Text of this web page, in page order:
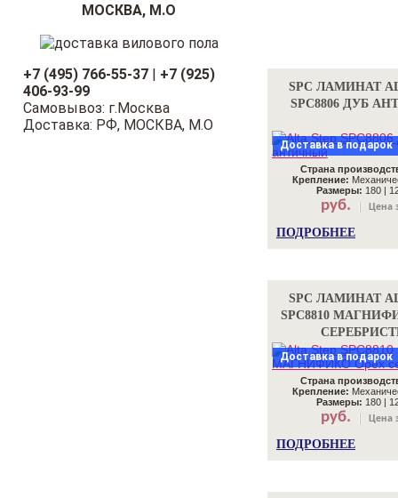
SPC ЛАМИНАТ
SPC8806 ДУБ
Доставка в подарок
Страна
Крепление:
Размеры: 180 |
руб. Цена
ПОДРОБНЕЕ
SPC ЛАМИНАТ
SPC8810
Доставка в подарок
Страна
Крепление:
Размеры: 180 |
руб. Цена
ПОДРОБНЕЕ
МОСКВА, М.О
+7 (495) 766-55-37 | +7 (925)
406-93-99
Самовывоз: г.Москва
Доставка: РФ, МОСКВА, М.О